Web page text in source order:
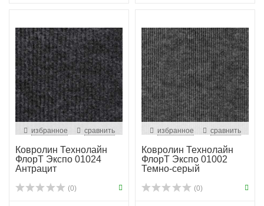
избранное сравнить
Ковролин Технолайн
ФлорТ Экспо 01024
Антрацит
(0)
избранное сравнить
Ковролин Технолайн
ФлорТ Экспо 01002
Темно-серый
(0)